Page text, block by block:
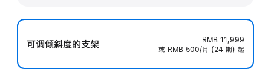
可调倾斜度的支架
RMB 11,999
或 RMB 500/月 (24 期) 起